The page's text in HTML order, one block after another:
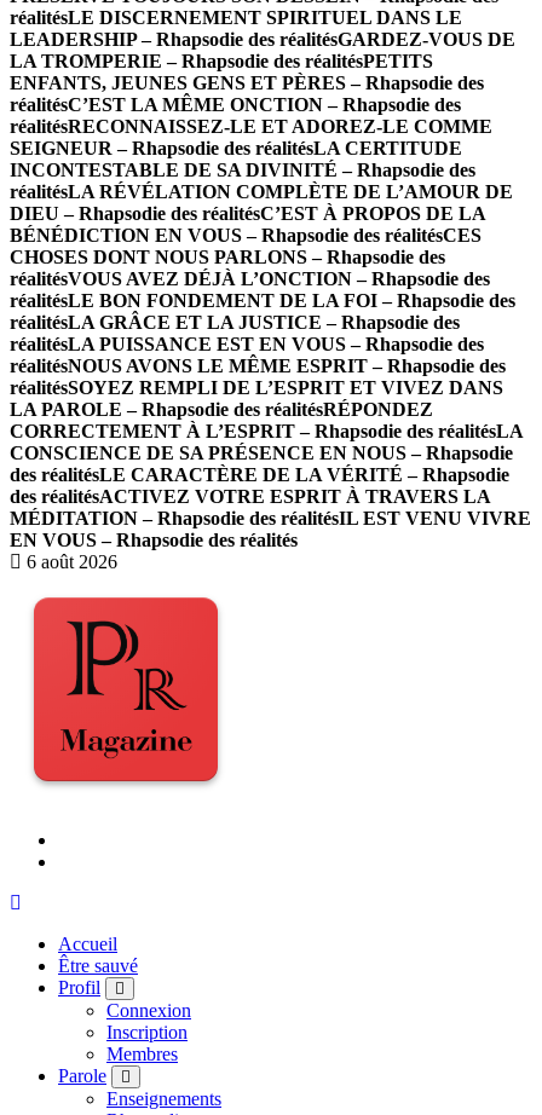
réalitésLE DISCERNEMENT SPIRITUEL DANS LE
LEADERSHIP – Rhapsodie des réalitésGARDEZ-VOUS DE
LA TROMPERIE – Rhapsodie des réalitésPETITS
ENFANTS, JEUNES GENS ET PÈRES – Rhapsodie des
réalitésC’EST LA MÊME ONCTION – Rhapsodie des
réalitésRECONNAISSEZ-LE ET ADOREZ-LE COMME
SEIGNEUR – Rhapsodie des réalitésLA CERTITUDE
INCONTESTABLE DE SA DIVINITÉ – Rhapsodie des
réalitésLA RÉVÉLATION COMPLÈTE DE L’AMOUR DE
DIEU – Rhapsodie des réalitésC’EST À PROPOS DE LA
BÉNÉDICTION EN VOUS – Rhapsodie des réalitésCES
CHOSES DONT NOUS PARLONS – Rhapsodie des
réalitésVOUS AVEZ DÉJÀ L’ONCTION – Rhapsodie des
réalitésLE BON FONDEMENT DE LA FOI – Rhapsodie des
réalitésLA GRÂCE ET LA JUSTICE – Rhapsodie des
réalitésLA PUISSANCE EST EN VOUS – Rhapsodie des
réalitésNOUS AVONS LE MÊME ESPRIT – Rhapsodie des
réalitésSOYEZ REMPLI DE L’ESPRIT ET VIVEZ DANS
LA PAROLE – Rhapsodie des réalitésRÉPONDEZ
CORRECTEMENT À L’ESPRIT – Rhapsodie des réalitésLA
CONSCIENCE DE SA PRÉSENCE EN NOUS – Rhapsodie
des réalitésLE CARACTÈRE DE LA VÉRITÉ – Rhapsodie
des réalitésACTIVEZ VOTRE ESPRIT À TRAVERS LA
MÉDITATION – Rhapsodie des réalitésIL EST VENU VIVRE
EN VOUS – Rhapsodie des réalités
6 août 2026
Accueil
Être sauvé
Profil
Connexion
Inscription
Membres
Parole
Enseignements